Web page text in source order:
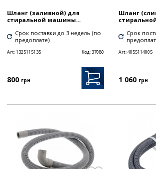
Шланг (заливной) для
стиральной машины...
Срок поставки до 3 недель (по
предоплате)
Art:1325115135 Код: 37080
800 грн
Шланг
Срок
Art:4055114005
1 060 грн